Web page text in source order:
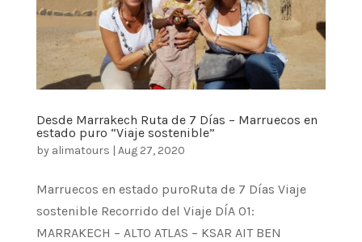
Desde Marrakech Ruta de 7 Días – Marruecos en
estado puro “Viaje sostenible”
by alimatours | Aug 27, 2020
Marruecos en estado puroRuta de 7 Días Viaje
sostenible Recorrido del Viaje DÍA 01:
MARRAKECH – ALTO ATLAS – KSAR AIT BEN